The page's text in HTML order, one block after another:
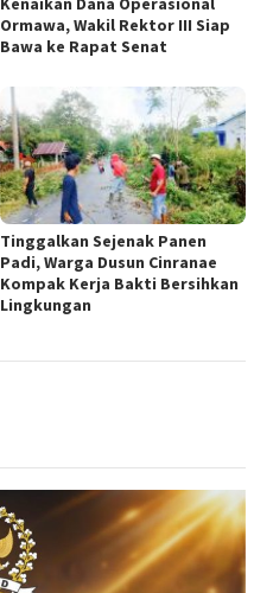
Ormawa, Wakil Rektor III Siap
Bawa ke Rapat Senat
Tinggalkan Sejenak Panen
Padi, Warga Dusun Cinranae
Kompak Kerja Bakti Bersihkan
Lingkungan